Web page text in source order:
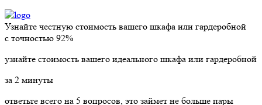
Узнайте честную стоимость вашего шкафа или гардеробной
с точностью 92%
узнайте стоимость вашего идеального шкафа или гардеробной
за 2 минуты
ответьте всего на 5 вопросов, это займет не больше пары